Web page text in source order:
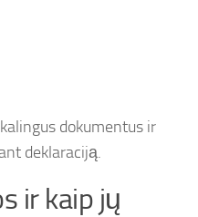
dokumentus ir
deklaraciją.
ir kaip jų